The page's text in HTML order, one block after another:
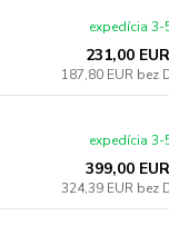
231,00
187,80 EUR bez
expedícia 3-
399,00
324,39 EUR bez
expedícia 3-